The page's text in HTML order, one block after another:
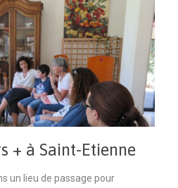
Lire la suite
+ à Saint-Etienne
un lieu de passage pour